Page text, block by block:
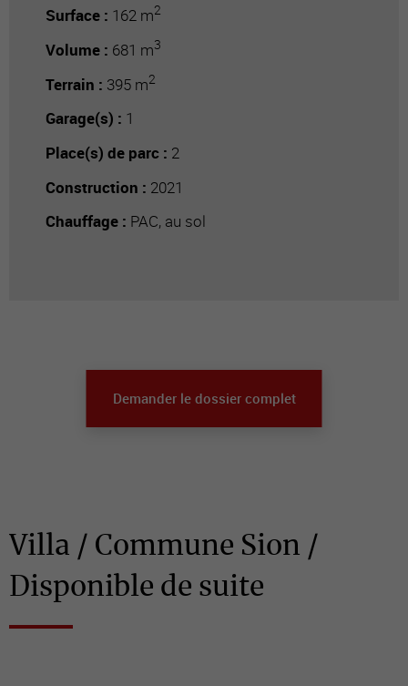
Surface : 162 m2
Volume : 681 m3
Terrain : 395 m2
Garage(s) : 1
Place(s) de parc : 2
Construction : 2021
Chauffage : PAC, au sol
Villa / Commune Sion /
Disponible de suite
Demander le dossier complet